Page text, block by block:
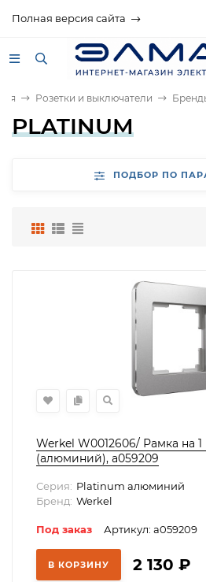
Полная версия сайта
Розетки и выключатели
PLATINUM
ПОДБОР ПО
Werkel W0012606/ Рамка на
(алюминий), a059209
Серия: Platinum алюминий
Бренд: Werkel
Под заказ Артикул: a059209
В КОРЗИНУ 2 130 ₽